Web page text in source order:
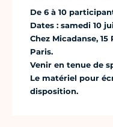
De 6 à 10
Dates : samedi 10
Chez Micadanse,
Paris.
Venir en tenue de
Le matériel pour
disposition.